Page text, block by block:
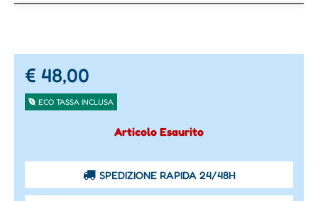
€ 48,00
ECO TASSA INCLUSA
Articolo Esaurito
SPEDIZIONE RAPIDA 24/48H